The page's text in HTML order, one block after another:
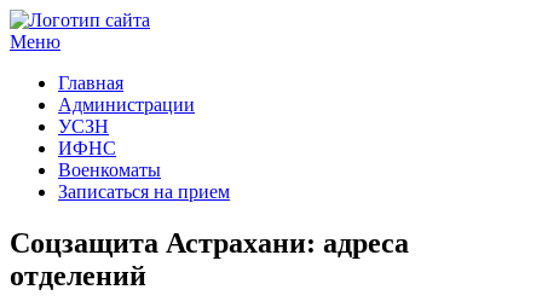
Меню
Главная
Администрации
УСЗН
ИФНС
Военкоматы
Записаться на прием
Соцзащита Астрахани: адреса
отделений